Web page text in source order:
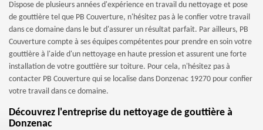
Dispose de plusieurs années d'expérience en travail du nettoyage et pose
de gouttière tel que PB Couverture, n'hésitez pas à le confier votre travail
dans ce domaine dans le but d'assurer un résultat parfait. Par ailleurs, PB
Couverture compte à ses équipes compétentes pour prendre en soin votre
gouttière à l'aide d'un nettoyage en haute pression et assurent une forte
installation de votre gouttière sur toiture. Pour cela, n'hésitez pas à
contacter PB Couverture qui se localise dans Donzenac 19270 pour confier
votre travail dans ce domaine.
Découvrez l'entreprise du nettoyage de gouttière à
Donzenac